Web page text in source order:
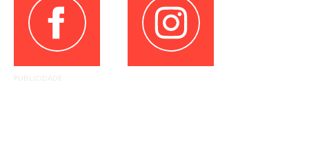
PUBLICIDADE